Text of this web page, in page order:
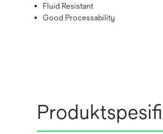
Fluid Resistant
Good Processability